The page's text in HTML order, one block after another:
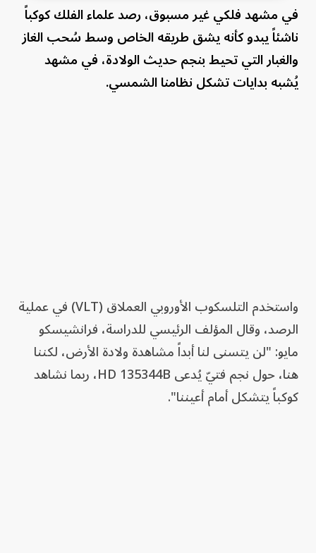
في مشهد فلكي غير مسبوق، رصد علماء الفلك كوكباً
ناشئاً يبدو كأنه يشق طريقه الخاص وسط سُحب الغاز
والغبار التي تحيط بنجم حديث الولادة، في مشهد
يُشبه بدايات تشكل نظامنا الشمسي.
واستخدم التلسكوب الأوروبي العملاق (VLT) في عملية
الرصد، وقال المؤلف الرئيسي للدراسة، فرانشيسكو
مايو: "لن يتسنى لنا أبداً مشاهدة ولادة الأرض، لكننا
هنا، حول نجم فتيّ يُدعى HD 135344B، ربما نشاهد
كوكباً يتشكل أمام أعيننا".